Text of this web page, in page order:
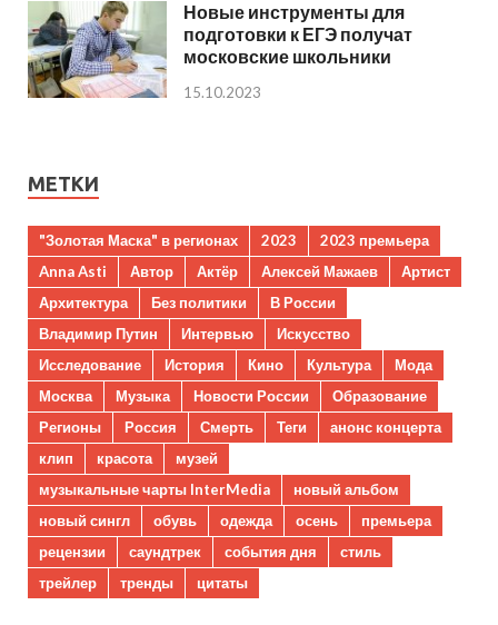
Новые инструменты для
подготовки к ЕГЭ получат
московские школьники
15.10.2023
МЕТКИ
"Золотая Маска" в регионах 2023
2023 премьера
Anna Asti
Автор Актёр Алексей Мажаев
Артист
Архитектура
Без политики
В России
Владимир Путин
Интервью
Искусство
Исследование
История Кино Культура
Мода
Москва
Музыка Новости России
Образование
Регионы
Россия Смерть Теги
анонс концерта
клип
красота
музей
музыкальные чарты InterMedia
новый альбом
новый сингл
обувь одежда осень
премьера
рецензии
саундтрек события дня
стиль
трейлер
тренды цитаты